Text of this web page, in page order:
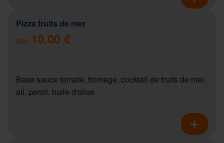
Pizza fruits de mer
Dès 10.00 €
Base sauce tomate, fromage, cocktail de fruits de mer,
ail, persil, huile d'olive